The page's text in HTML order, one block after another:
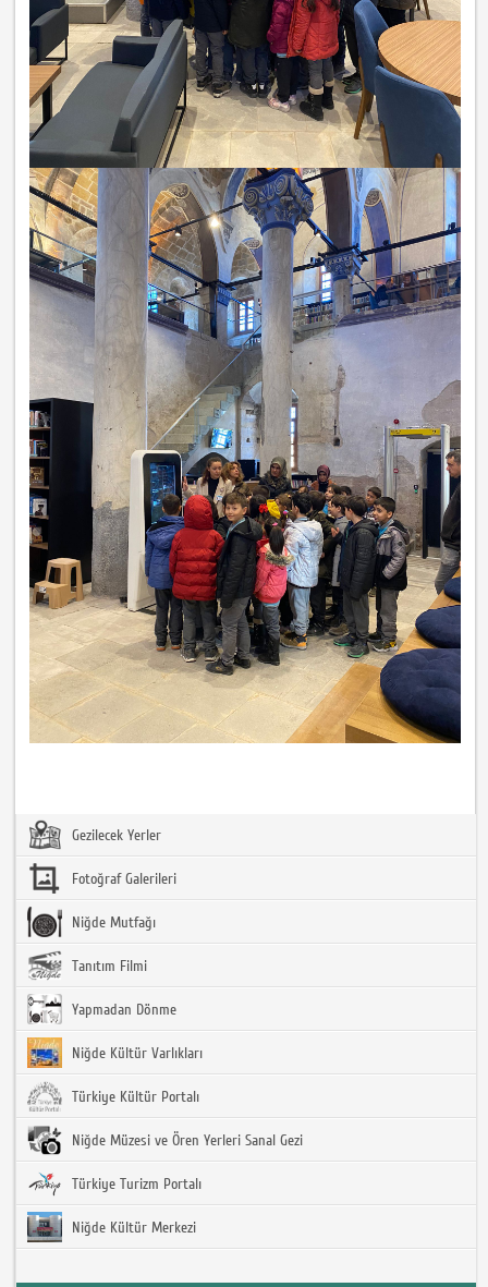
Gezilecek Yerler
Fotoğraf Galerileri
Niğde Mutfağı
Tanıtım Filmi
Yapmadan Dönme
Niğde Kültür Varlıkları
Türkiye Kültür Portalı
Niğde Müzesi ve Ören Yerleri Sanal Gezi
Türkiye Turizm Portalı
Niğde Kültür Merkezi